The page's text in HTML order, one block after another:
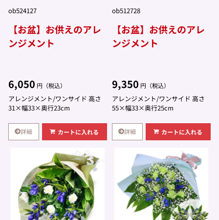
ob524127
【お盆】お供えのアレ
ンジメント
6,050 円（税込）
アレンジメント/ワンサイド 高さ
31×幅33×奥行23cm
詳細 カートに入れる
ob512728
【お盆】お供えのアレ
ンジメント
9,350 円（税込）
アレンジメント/ワンサイド 高さ
55×幅33×奥行25cm
詳細 カートに入れる